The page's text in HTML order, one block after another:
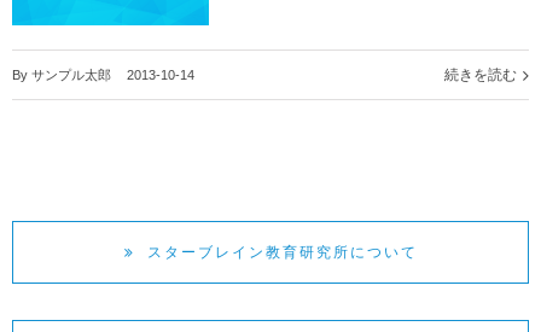
By サンプル太郎 2013-10-14 続きを読む
スターブレイン教育研究所について